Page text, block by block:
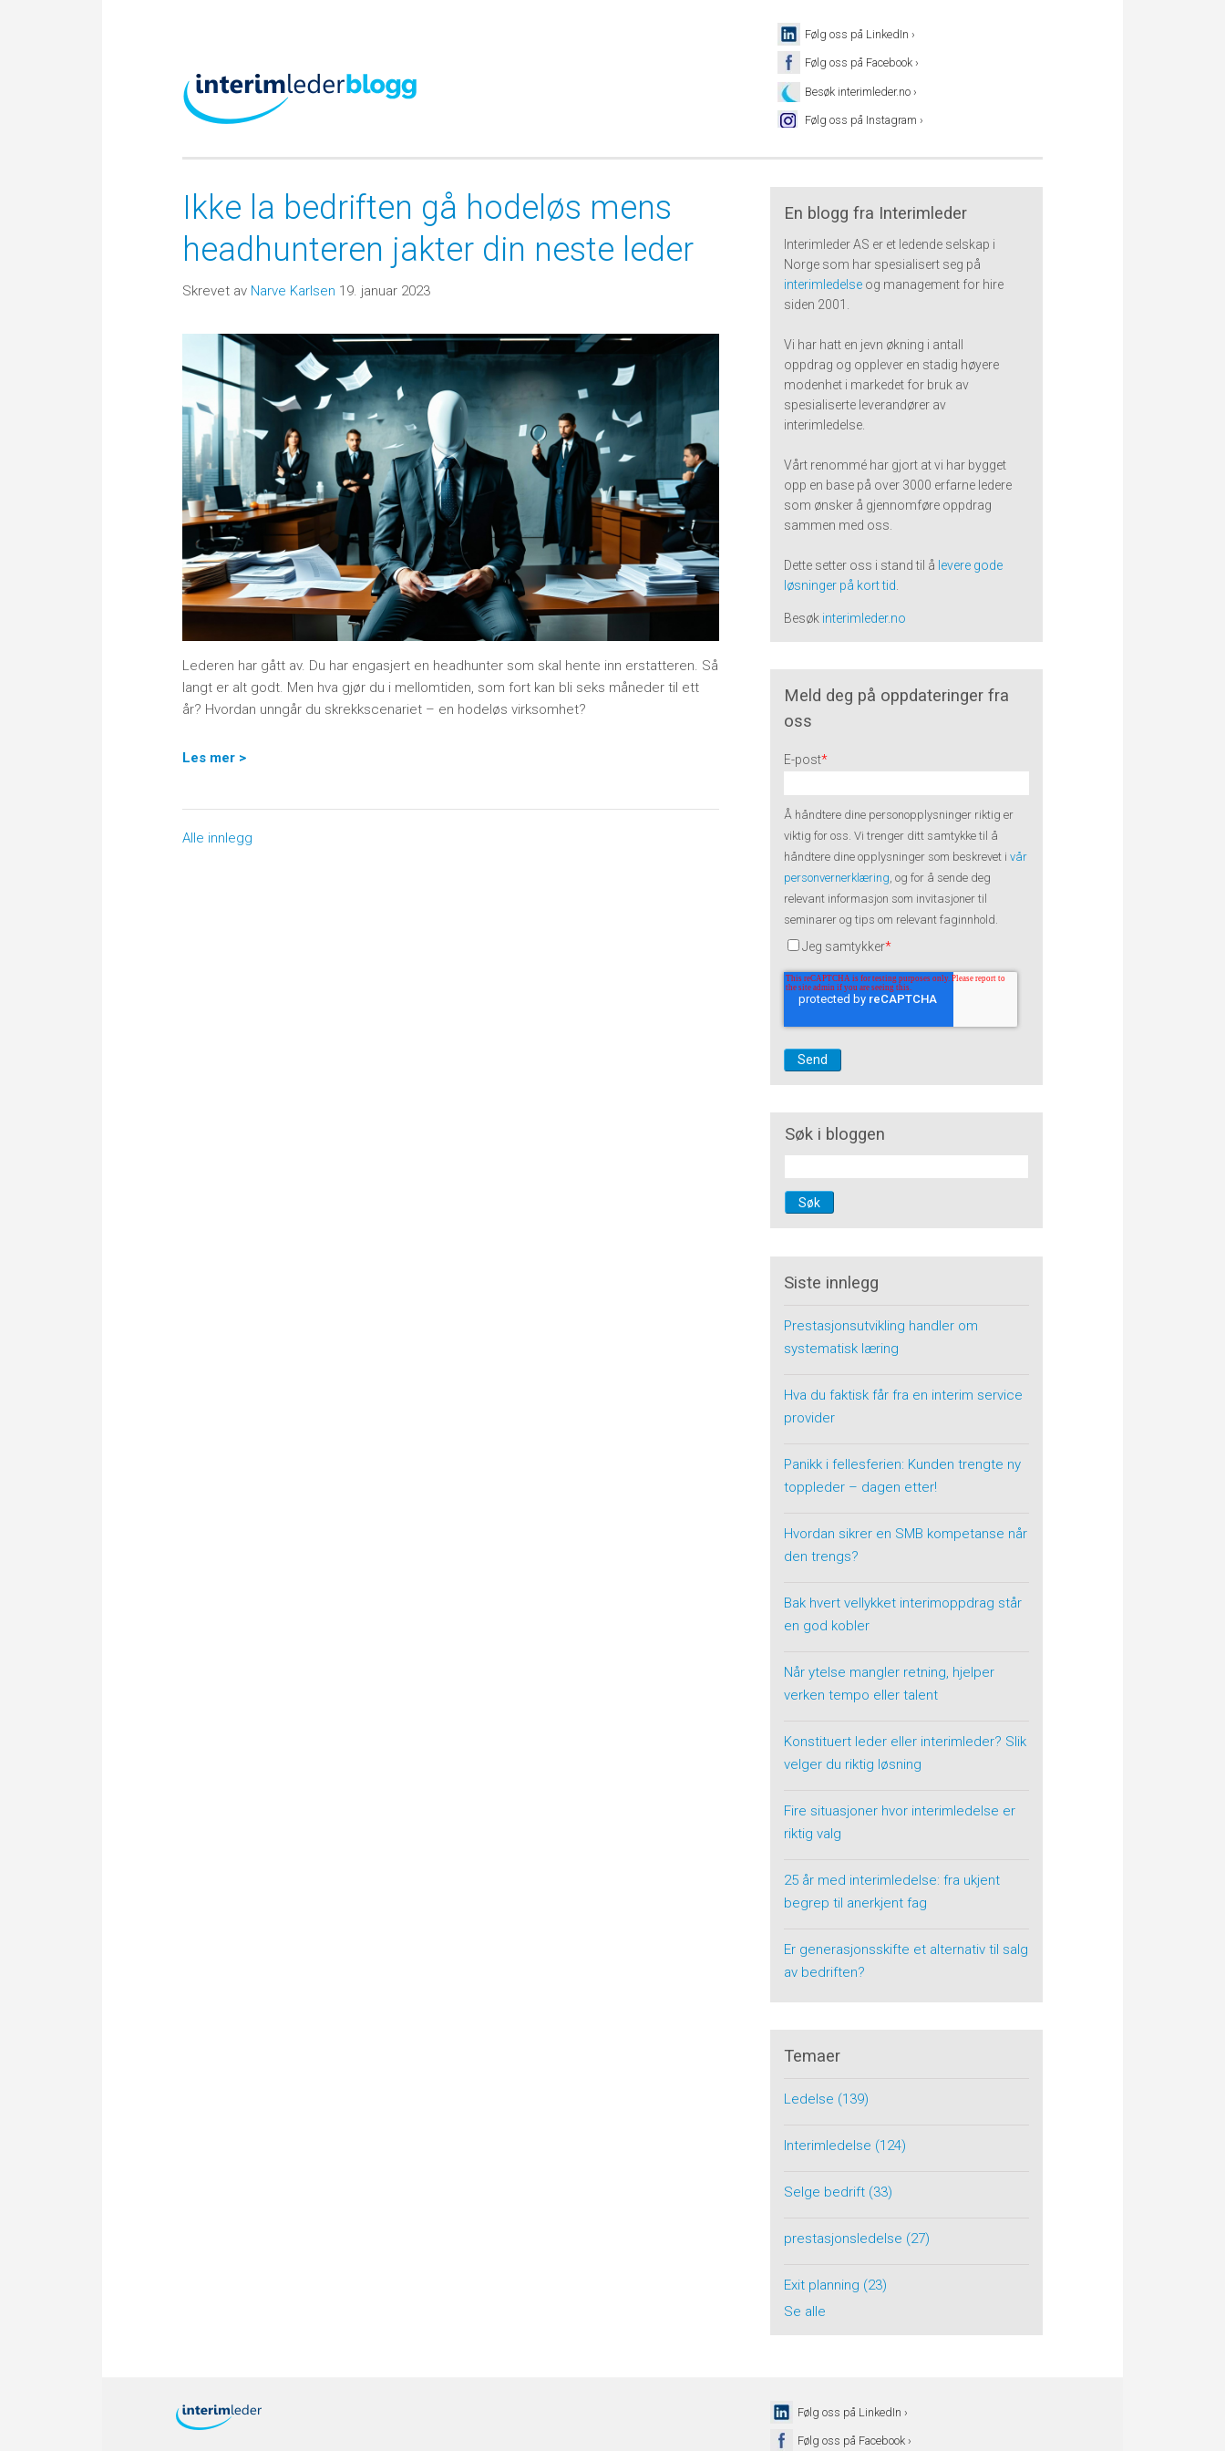
Følg oss på LinkedIn ›
Følg oss på Facebook ›
Besøk interimleder.no ›
Følg oss på Instagram ›
Ikke la bedriften gå hodeløs mens
headhunteren jakter din neste leder
Skrevet av Narve Karlsen 19. januar 2023
Lederen har gått av. Du har engasjert en headhunter som skal hente inn erstatteren. Så
langt er alt godt. Men hva gjør du i mellomtiden, som fort kan bli seks måneder til ett
år? Hvordan unngår du skrekkscenariet – en hodeløs virksomhet?
Les mer >
Alle innlegg
En blogg fra Interimleder
Interimleder AS er et ledende selskap i
Norge som har spesialisert seg på
interimledelse og management for hire
siden 2001.
Vi har hatt en jevn økning i antall
oppdrag og opplever en stadig høyere
modenhet i markedet for bruk av
spesialiserte leverandører av
interimledelse.
Vårt renommé har gjort at vi har bygget
opp en base på over 3000 erfarne ledere
som ønsker å gjennomføre oppdrag
sammen med oss.
Dette setter oss i stand til å levere gode
løsninger på kort tid
Besøk interimleder.no
Meld deg på oppdateringer fra
oss
E-post*
Å håndtere dine personopplysninger riktig er
viktig for oss. Vi trenger ditt samtykke til å
håndtere dine opplysninger som beskrevet ivår
personvernerklæring , og for å sende deg
relevant informasjon som invitasjoner til
seminarer og tips om relevant faginnhold.
Jeg samtykker*
Søk i bloggen
Søk
Siste innlegg
Prestasjonsutvikling handler om
systematisk læring
Hva du faktisk får fra en interim service
provider
Panikk i fellesferien: Kunden trengte ny
toppleder – dagen etter!
Hvordan sikrer en SMB kompetanse når
den trengs?
Bak hvert vellykket interimoppdrag står
en god kobler
Når ytelse mangler retning, hjelper
verken tempo eller talent
Konstituert leder eller interimleder? Slik
velger du riktig løsning
Fire situasjoner hvor interimledelse er
riktig valg
25 år med interimledelse: fra ukjent
begrep til anerkjent fag
Er generasjonsskifte et alternativ til salg
av bedriften?
Temaer
Ledelse (139)
Interimledelse (124)
Selge bedrift (33)
prestasjonsledelse (27)
Exit planning (23)
Se alle
Følg oss på LinkedIn ›
Følg oss på Facebook ›